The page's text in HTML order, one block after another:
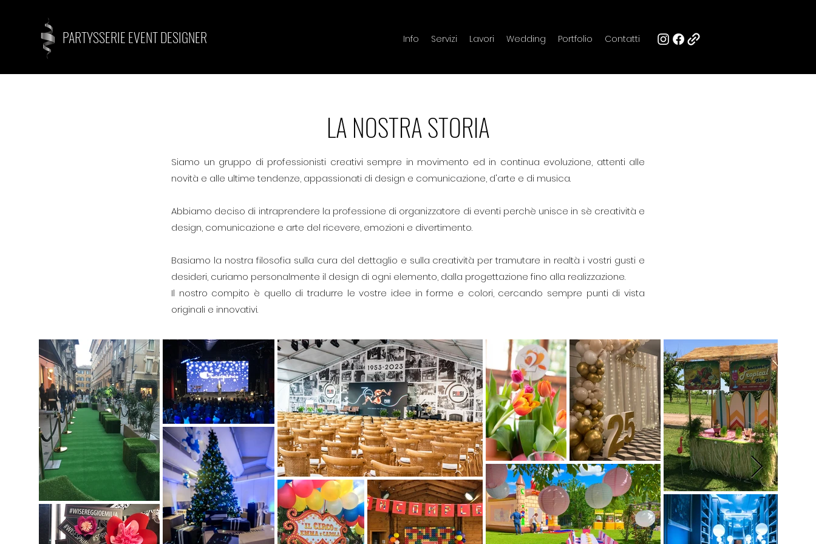
PARTYSSERIE EVENT DESIGNER Info Servizi Lavori Wedding Portfolio Contatti
LA NOSTRA STORIA
Siamo un gruppo di professionisti creativi sempre in movimento ed in continua evoluzione, attenti alle
novità e alle ultime tendenze, appassionati di design e comunicazione, d'arte e di musica.
Abbiamo deciso di intraprendere la professione di organizzatore di eventi perchè unisce in sè creatività e
design, comunicazione e arte del ricevere, emozioni e divertimento.
Basiamo la nostra filosofia sulla cura del dettaglio e sulla creatività per tramutare in realtà i vostri gusti e
desideri, curiamo personalmente il design di ogni elemento, dalla progettazione fino alla realizzazione.
Il nostro compito è quello di tradurre le vostre idee in forme e colori, cercando sempre punti di vista
originali e innovativi.